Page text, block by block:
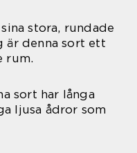
stora, rundade
är denna sort ett
rum.
sort har långa
ljusa ådror som